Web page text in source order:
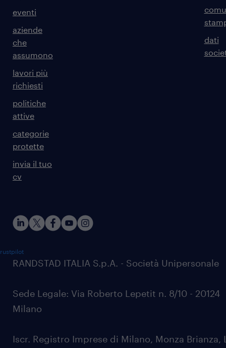
eventi
aziende
che
assumono
lavori più
richiesti
politiche
attive
categorie
protette
invia il tuo
cv
dati
RANDSTAD ITALIA S.p.A. - Società Unipersonale
Sede Legale: Via Roberto Lepetit n. 8/10 - 20124
Milano
Iscr. Registro Imprese di Milano, Monza Brianza,